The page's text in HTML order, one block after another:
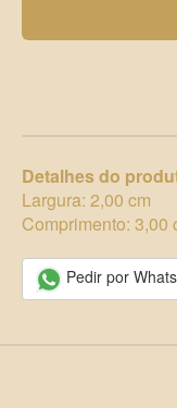
Detalhes do
Largura: 2,00 cm
Comprimento: 3,00
Pedir por